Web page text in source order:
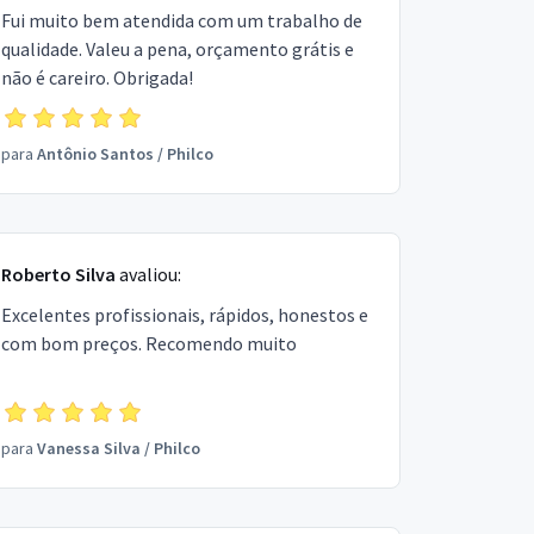
Fui muito bem atendida com um trabalho de
qualidade. Valeu a pena, orçamento grátis e
não é careiro. Obrigada!
para Antônio Santos / Philco
Roberto Silva avaliou:
Excelentes profissionais, rápidos, honestos e
com bom preços. Recomendo muito
para Vanessa Silva / Philco